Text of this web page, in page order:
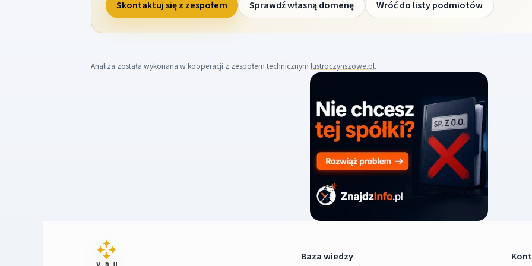
Skontaktuj się z zespołem Sprawdź własną domenę Wróć do listy podmiotów
Analiza została wykonana w kooperacji z zespołem technicznym lustroczynszowe.pl.
Baza wiedzy